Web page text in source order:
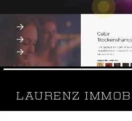
statische Website
Webdesign, SEO, SEA
Webseite: keralock.de
LAURENZ